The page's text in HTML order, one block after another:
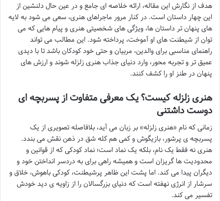
هدف از نگارش این مقاله، ارائه خلاصه ای جامع و در عین حال دلنشین از
این چهار داستان است. در کنار مرور ماجراهای هنری، سعی می شود به لایه
های پنهان تر داستان ها، ویژگی های شخصیتی هنری و پیام هایی که می
توان از شیطنت های او آموخت، پرداخته شود. این مطالب می تواند
راهنمای مناسبی برای والدین، مربیان و حتی خود کودکان باشد تا با دیدی
عمیق تر و تجربه محور، وارد دنیای جذاب هنری زلزله شوند و ارزش های
پنهان در طنز او را کشف کنند.
هنری زلزله کیست؟ یک معرفی متفاوت از پسربچه ای
دوست داشتنی
زمانی که نام «هنری زلزله» بر زبان می آید، بلافاصله تصویری از یک
پسربچه ی پرشور، بازیگوش و کمی هم کله شق در ذهن نقش می بندد.
هنری نه فقط یک نام، بلکه یک نماد است؛ نماد کودکی که از قوانین و
محدودیت ها گریزان است و همیشه راهی برای به دردسر انداختن خود و
دیگران پیدا می کند. اما پشت این ظاهر پرشیطنت، کودکی باهوش، خلاق و
سرشار از انرژی نهفته است که دنیای بزرگسالان را از زاویه ی دید خودش
تفسیر می کند.